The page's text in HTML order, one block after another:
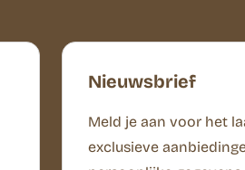
Nieuwsbrief
Meld je aan voor het
exclusieve